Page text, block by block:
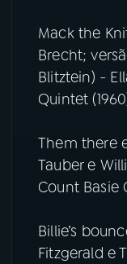
Mack the
Brecht;
Blitztein) -
Quintet
Them there
Tauber e
Count Basie
Billie’s
Fitzgerald e